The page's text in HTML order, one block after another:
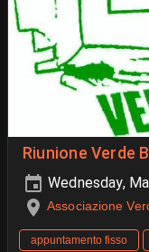
Riunione Verde
Wednesday,
Associazione
appuntamento fisso